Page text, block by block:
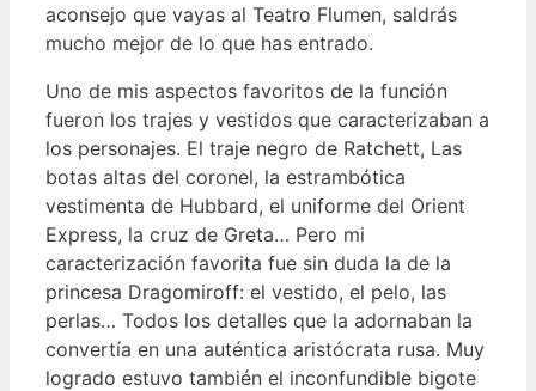
aconsejo que vayas al Teatro Flumen, saldrás
mucho mejor de lo que has entrado.
Uno de mis aspectos favoritos de la función
fueron los trajes y vestidos que caracterizaban a
los personajes. El traje negro de Ratchett, Las
botas altas del coronel, la estrambótica
vestimenta de Hubbard, el uniforme del Orient
Express, la cruz de Greta… Pero mi
caracterización favorita fue sin duda la de la
princesa Dragomiroff: el vestido, el pelo, las
perlas… Todos los detalles que la adornaban la
convertía en una auténtica aristócrata rusa. Muy
logrado estuvo también el inconfundible bigote